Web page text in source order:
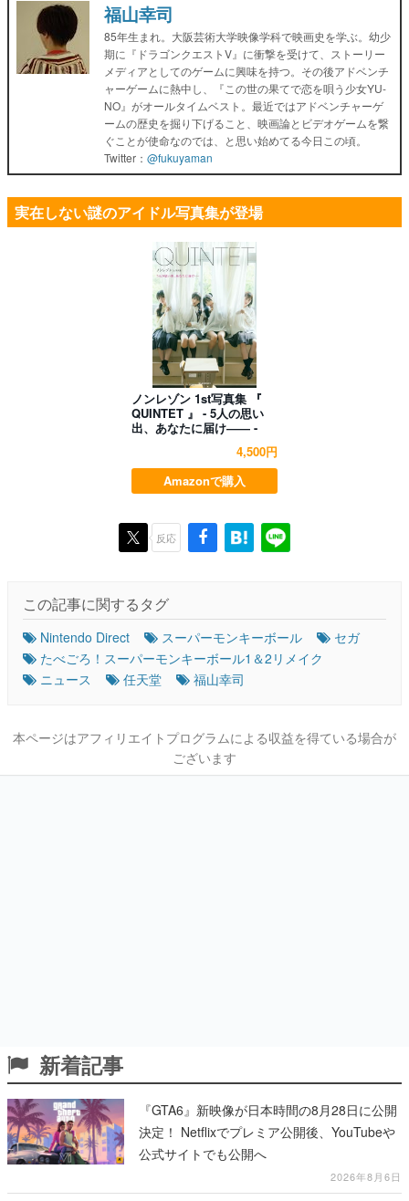
福山幸司
85年生まれ。大阪芸術大学映像学科で映画史を学ぶ。幼少
期に『ドラゴンクエストV』に衝撃を受けて、ストーリー
メディアとしてのゲームに興味を持つ。その後アドベンチ
ャーゲームに熱中し、『この世の果てで恋を唄う少女YU-
NO』がオールタイムベスト。最近ではアドベンチャーゲ
ームの歴史を掘り下げること、映画論とビデオゲームを繋
ぐことが使命なのでは、と思い始めてる今日この頃。
Twitter： @fukuyaman
実在しない謎のアイドル写真集が登場
ノンレゾン 1st写真集 『
QUINTET 』 - 5人の思い
出、あなたに届け―― -
4,500円
Amazonで購入
反応
この記事に関するタグ
Nintendo Direct スーパーモンキーボール
セガ
たべごろ！スーパーモンキーボール1＆2リメイク
ニュース
任天堂 福山幸司
本ページはアフィリエイトプログラムによる収益を得ている場合が
ございます
新着記事
『GTA6』新映像が日本時間の8月28日に公開
決定！ Netflixでプレミア公開後、YouTubeや
公式サイトでも公開へ
2026年8月6日